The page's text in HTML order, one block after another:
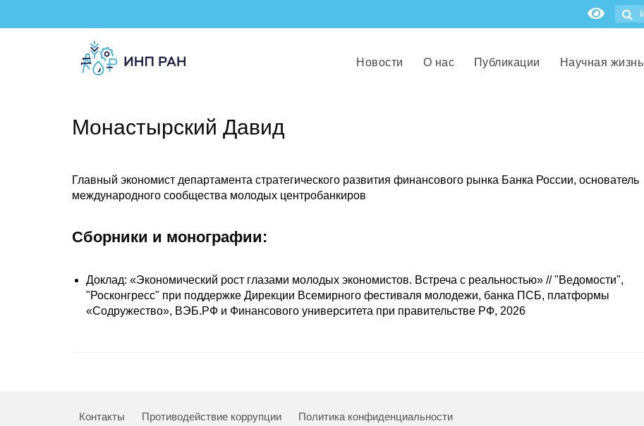
Новости О нас Публикации Научная жизнь
Монастырский Давид
Главный экономист департамента стратегического развития финансового рынка Банка России, основатель
международного сообщества молодых центробанкиров
Сборники и монографии:
Доклад: «Экономический рост глазами молодых экономистов. Встреча с реальностью» // "Ведомости",
"Росконгресс" при поддержке Дирекции Всемирного фестиваля молодежи, банка ПСБ, платформы
«Содружество», ВЭБ.РФ и Финансового университета при правительстве РФ, 2026
Контакты Противодействие коррупции Политика конфиденциальности